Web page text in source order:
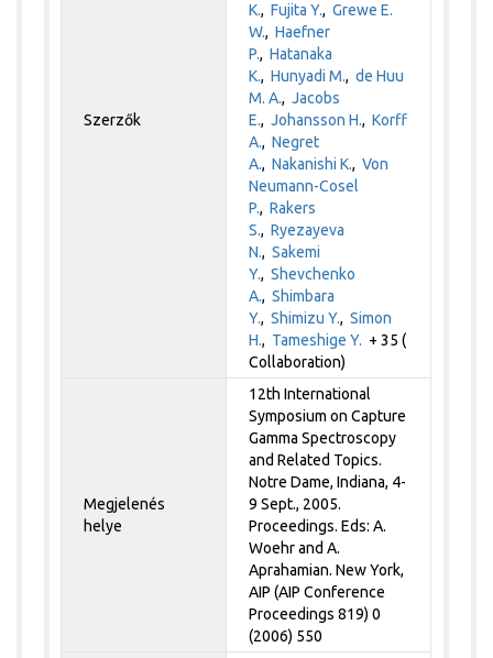
Szerzők
K.,Fujita Y.,Grewe E.
W.,Haefner
P.,Hatanaka
K.,Hunyadi M.,de Huu
M. A.,Jacobs
E.,Johansson H.,Korff
A.,Negret
A.,Nakanishi K.,Von
Neumann-Cosel
P.,Rakers
S.,Ryezayeva
N.,Sakemi
Y.,Shevchenko
A.,Shimbara
Y.,Shimizu Y.,Simon
H., Tameshige Y. + 35 (
Collaboration)
Megjelenés
helye
12th International
Symposium on Capture
Gamma Spectroscopy
and Related Topics.
Notre Dame, Indiana, 4-
9 Sept., 2005.
Proceedings. Eds: A.
Woehr and A.
Aprahamian. New York,
AIP (AIP Conference
Proceedings 819) 0
(2006) 550